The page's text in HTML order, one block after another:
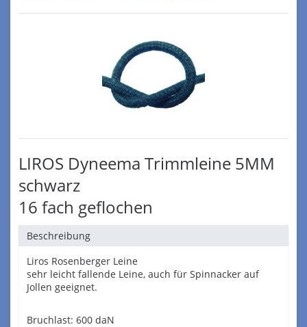
LIROS Dyneema Trimmleine 5MM
schwarz
16 fach geflochen
Beschreibung
Liros Rosenberger Leine
sehr leicht fallende Leine, auch für Spinnacker auf
Jollen geeignet.
Bruchlast: 600 daN